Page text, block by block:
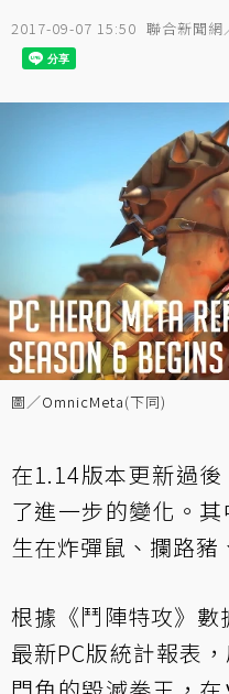
2017-09-07 15:50 聯合新聞網
圖／OmnicMeta(下同)
在1.14版本更新過後
了進一步的變化。
生在炸彈鼠、攔路豬
根據《鬥陣特攻》
最新PC版統計報表